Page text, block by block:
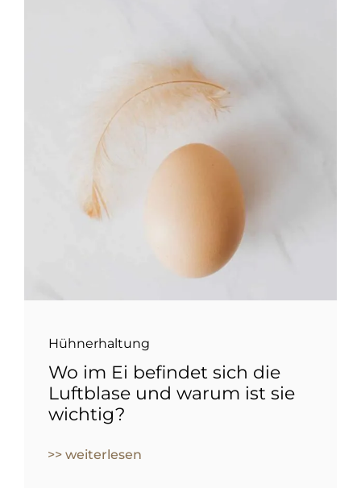
Hühnerhaltung
Wo im Ei befindet sich die
Luftblase und warum ist sie
wichtig?
>> weiterlesen